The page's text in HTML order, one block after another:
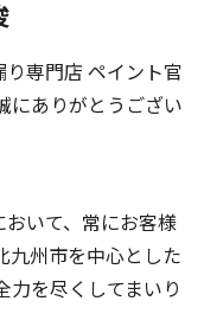
いて、常にお客様
九州市を中心とした
を尽くしてまいり
販売実績全国1位の
ています。
客様一人一人に最